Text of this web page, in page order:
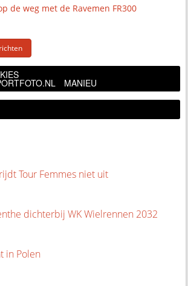
de weg met de Ravemen FR300
MANIEU
Tour Femmes niet uit
dichterbij WK Wielrennen 2032
in Polen